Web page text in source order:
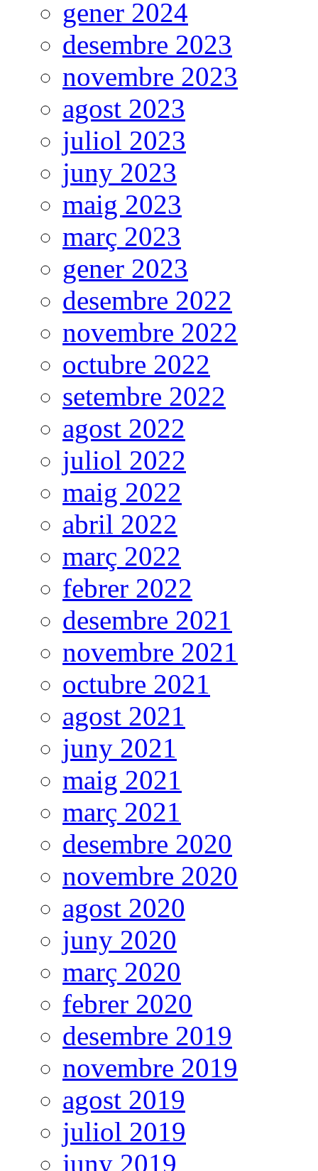
gener 2024
desembre 2023
novembre 2023
agost 2023
juliol 2023
juny 2023
maig 2023
març 2023
gener 2023
desembre 2022
novembre 2022
octubre 2022
setembre 2022
agost 2022
juliol 2022
maig 2022
abril 2022
març 2022
febrer 2022
desembre 2021
novembre 2021
octubre 2021
agost 2021
juny 2021
maig 2021
març 2021
desembre 2020
novembre 2020
agost 2020
juny 2020
març 2020
febrer 2020
desembre 2019
novembre 2019
agost 2019
juliol 2019
juny 2019